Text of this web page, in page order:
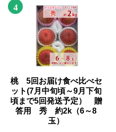
4
桃 5回お届け食べ比べセ
ット(7月中旬頃～9月下旬
頃まで5回発送予定） 贈
答用 秀 約2k（6～8
玉）